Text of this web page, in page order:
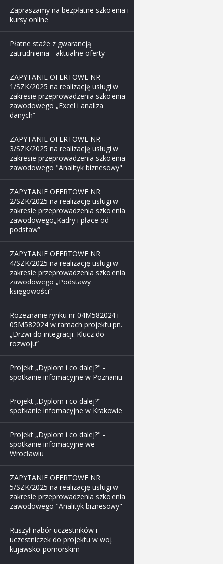
Zapraszamy na bezpłatne szkolenia i
kursy online
Płatne staże z gwarancją
zatrudnienia - aktualne oferty
ZAPYTANIE OFERTOWE NR
1/SZK/2025 na realizację usługi w
zakresie przeprowadzenia szkolenia
zawodowego „Excel i analiza
danych”
ZAPYTANIE OFERTOWE NR
3/SZK/2025 na realizację usługi w
zakresie przeprowadzenia szkolenia
zawodowego "Analityk biznesowy"
ZAPYTANIE OFERTOWE NR
2/SZK/2025 na realizację usługi w
zakresie przeprowadzenia szkolenia
zawodowego„Kadry i płace od
podstaw”
ZAPYTANIE OFERTOWE NR
4/SZK/2025 na realizację usługi w
zakresie przeprowadzenia szkolenia
zawodowego „Podstawy
księgowości”
Rozeznanie rynku nr 04M582024 i
05M582024 w ramach projektu pn.
„Drzwi do integracji. Klucz do
rozwoju”
Projekt „Dyplom i co dalej?" -
spotkanie infomacyjne w Poznaniu
Projekt „Dyplom i co dalej?" -
spotkanie infomacyjne w Krakowie
Projekt „Dyplom i co dalej?" -
spotkanie infomacyjne we
Wrocławiu
ZAPYTANIE OFERTOWE NR
5/SZK/2025 na realizację usługi w
zakresie przeprowadzenia szkolenia
zawodowego "Analityk biznesowy"
Ruszył nabór uczestników i
uczestniczek do projektu w woj.
kujawsko-pomorskim